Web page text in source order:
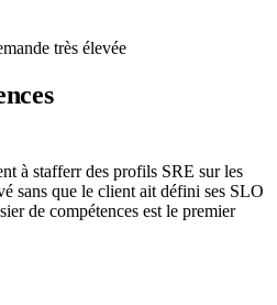
très élevée
à stafferr des profils SRE sur les
sans que le client ait défini ses SLO
de compétences est le premier